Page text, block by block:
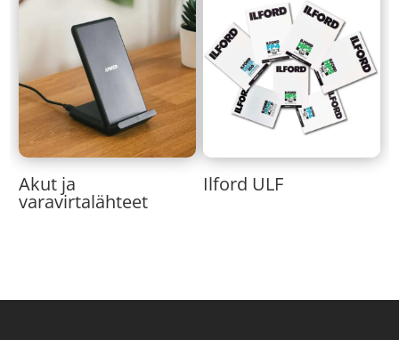
Akut ja
varavirtalähteet
Ilford ULF